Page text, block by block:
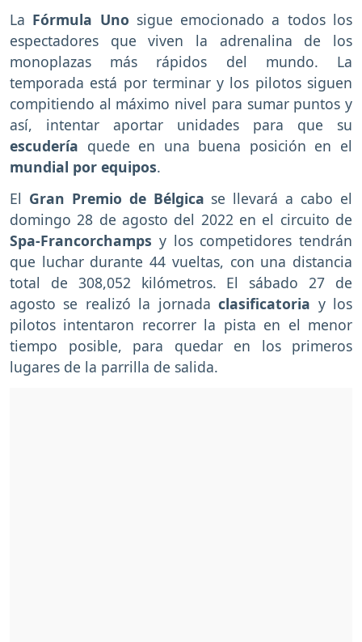
La Fórmula Uno sigue emocionado a todos los
espectadores que viven la adrenalina de los
monoplazas más rápidos del mundo. La
temporada está por terminar y los pilotos siguen
compitiendo al máximo nivel para sumar puntos y
así, intentar aportar unidades para que su
escudería quede en una buena posición en el
mundial por equipos.
El Gran Premio de Bélgica se llevará a cabo el
domingo 28 de agosto del 2022 en el circuito de
Spa-Francorchamps y los competidores tendrán
que luchar durante 44 vueltas, con una distancia
total de 308,052 kilómetros. El sábado 27 de
agosto se realizó la jornadaclasificatoria y los
pilotos intentaron recorrer la pista en el menor
tiempo posible, para quedar en los primeros
lugares de la parrilla de salida.